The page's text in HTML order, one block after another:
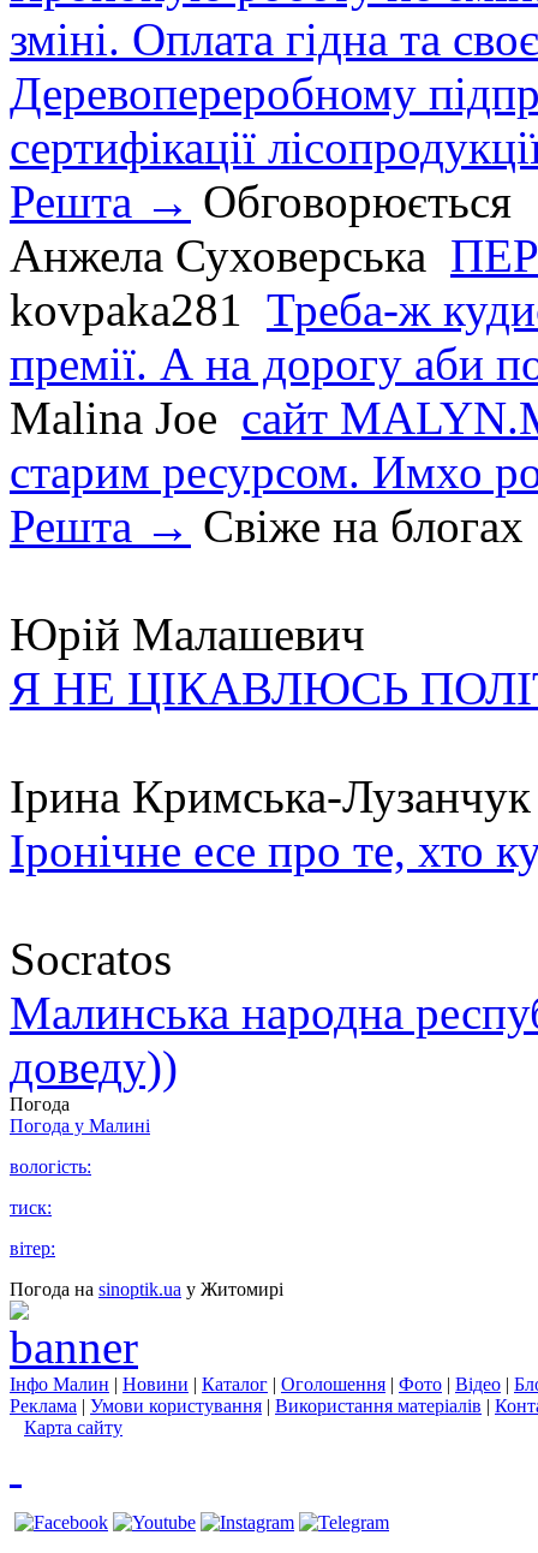
зміні. Оплата гідна та
Деревопереробному
сертифікації
Решта → Обговорюється
Анжела Суховерська
kovpaka281 Треба-ж
премії. А на дорогу аби
Malina Joe сайт
старим ресурсом. Имхо
Решта → Свіже на блогах
Юрій Малашевич
Я НЕ ЦІКАВЛЮСЬ
Ірина Кримська-Лузанчук
Іронічне есе про те, хто
Socratos
Малинська народна
доведу))
Погода
Погода у Малині
вологість:
тиск:
вітер:
Погода на sinoptik.ua у Житомирі
Інфо Малин | Новини | Каталог | Оголошення | Фото | Відео |
Реклама | Умови користування | Використання матеріалів |
Карта сайту